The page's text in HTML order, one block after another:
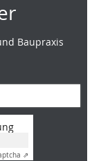
Baupraxis
⇗